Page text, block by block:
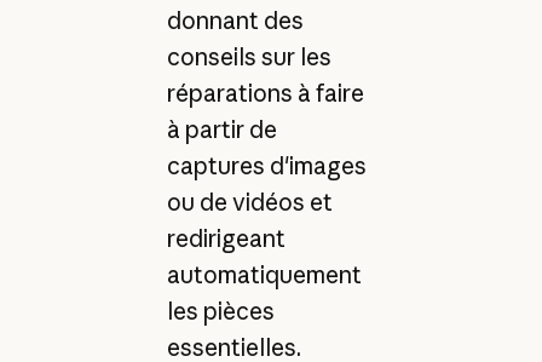
donnant des
conseils sur les
réparations à faire
à partir de
captures d'images
ou de vidéos et
redirigeant
automatiquement
les pièces
essentielles.